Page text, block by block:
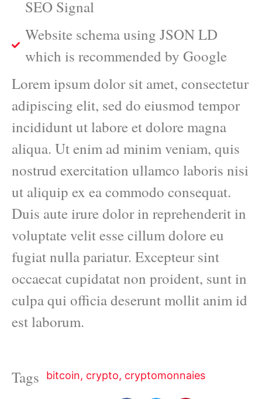
SEO Signal
Website schema using JSON LD
which is recommended by Google
Lorem ipsum dolor sit amet, consectetur
adipiscing elit, sed do eiusmod tempor
incididunt ut labore et dolore magna
aliqua. Ut enim ad minim veniam, quis
nostrud exercitation ullamco laboris nisi
ut aliquip ex ea commodo consequat.
Duis aute irure dolor in reprehenderit in
voluptate velit esse cillum dolore eu
fugiat nulla pariatur. Excepteur sint
occaecat cupidatat non proident, sunt in
culpa qui officia deserunt mollit anim id
est laborum.
Tags bitcoin, crypto, cryptomonnaies